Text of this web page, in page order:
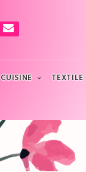
CUISINE TEXTILE